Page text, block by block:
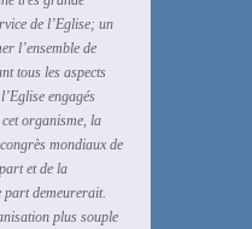
de l’Eglise; un
l’ensemble de
tous les aspects
l’Eglise engagés
organisme, la
mondiaux de
et de la
part demeurerait.
plus souple